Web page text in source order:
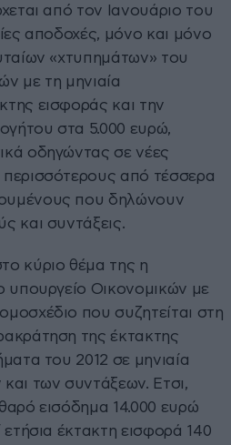
από τον Ιανουάριο του
αποδοχές, μόνο και μόνο
«χτυπημάτων» του
με τη μηνιαία
εισφοράς και την
στα 5.000 ευρώ,
οδηγώντας σε νέες
από τέσσερα
που δηλώνουν
και συντάξεις.
κύριο θέμα της η
υπουργείο Οικονομικών με
που συζητείται στη
της έκτακτης
του 2012 σε μηνιαία
των συντάξεων. Ετσι,
εισόδημα 14.000 ευρώ
ετήσια έκτακτη εισφορά 140